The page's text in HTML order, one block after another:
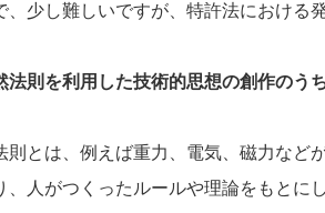
、少し難しいですが、特許法における
法則を利用した技術的思想の創作のう
則とは、例えば重力、電気、磁力など
、人がつくったルールや理論をもとに